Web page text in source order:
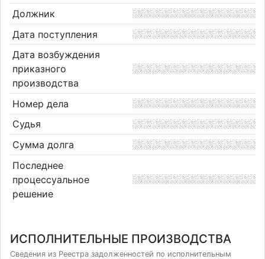
Должник
Дата поступления
Дата возбуждения
приказного
производства
Номер дела
Судья
Сумма долга
Последнее
процессуальное
решение
ИСПОЛНИТЕЛЬНЫЕ ПРОИЗВОДСТВА
Сведения из Реестра задолженностей по исполнительным